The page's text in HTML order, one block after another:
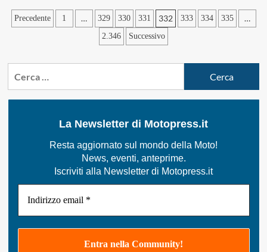
Enduro
Vintage
al
Paginazione
articoli
Precedente 1 … 329 330 331 332 333 334 335 …
2.346 Successivo
La Newsletter di Motopress.it
Resta aggiornato sul mondo della Moto!
News, eventi, anteprime.
Iscriviti alla Newsletter di Motopress.it